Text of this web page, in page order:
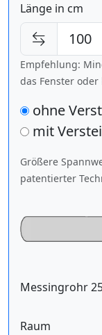
Länge in cm
Empfehlung:
das Fenster
ohne
mit
Größere
patentierter
Messingrohr
Raum